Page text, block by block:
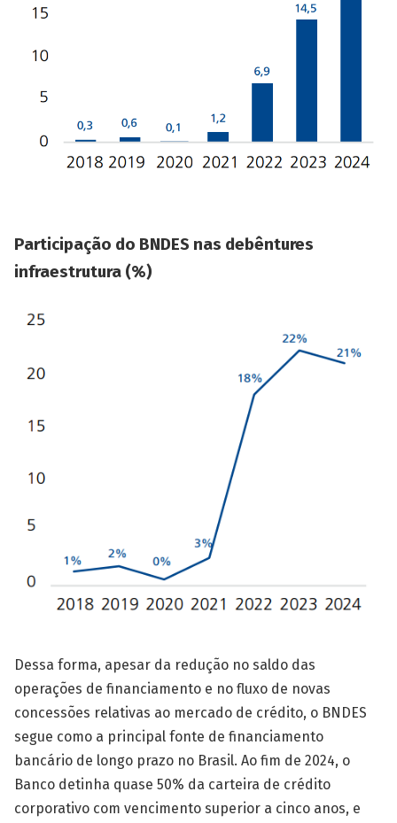
Participação do BNDES nas debêntures
infraestrutura (%)
Dessa forma, apesar da redução no saldo das
operações de financiamento e no fluxo de novas
concessões relativas ao mercado de crédito, o BNDES
segue como a principal fonte de financiamento
bancário de longo prazo no Brasil. Ao fim de 2024, o
Banco detinha quase 50% da carteira de crédito
corporativo com vencimento superior a cinco anos, e